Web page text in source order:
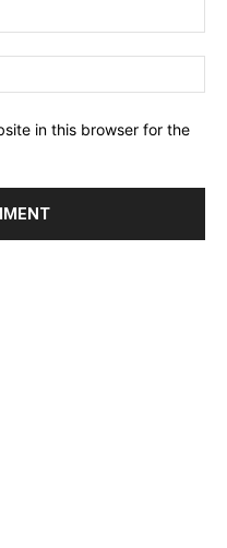
in this browser for the